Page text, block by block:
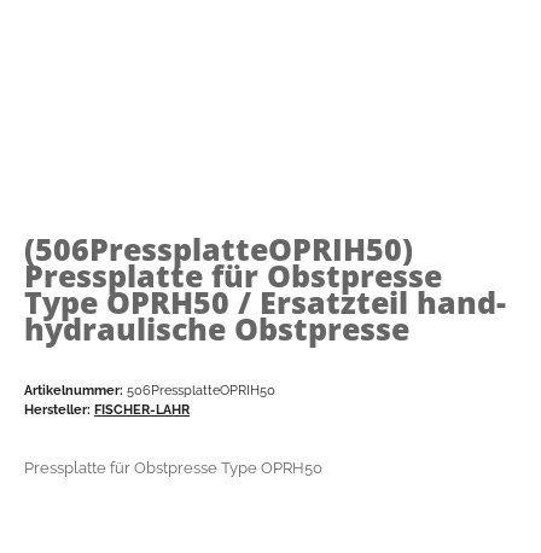
(506PressplatteOPRIH50)
Pressplatte für Obstpresse
Type OPRH50 / Ersatzteil hand-
hydraulische Obstpresse
Artikelnummer: 506PressplatteOPRIH50
Hersteller: FISCHER-LAHR
Pressplatte für Obstpresse Type OPRH50